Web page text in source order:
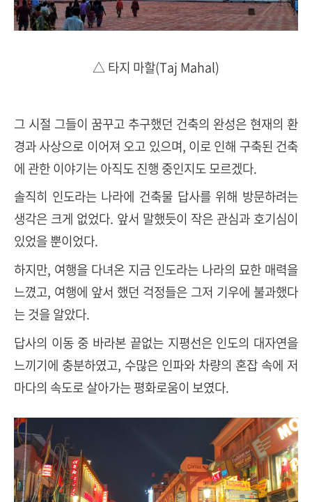
△ 타지 마할(Taj Mahal)
그 시절 그들이 꿈꾸고 추구했던 건축의 완성은 현재의 환
경과 사상으로 이어져 오고 있으며, 이로 인해 구축된 건축
에 관한 이야기는 아직도 진행 중인지도 모르겠다.
솔직히 인도라는 나라에 건축물 답사를 위해 방문하려는
생각은 크게 없었다. 앞서 말했듯이 작은 관심과 호기심이
있었을 뿐이었다.
하지만, 여행을 다녀온 지금 인도라는 나라의 묘한 매력을
느꼈고, 여행에 앞서 했던 걱정들은 그저 기우에 불과했다
는 것을 알았다.
답사의 이동 중 바라본 끝없는 지평선은 인도의 대자연을
느끼기에 충분하였고, 수많은 인파와 차량의 혼잡 속에 저
마다의 속도로 살아가는 평화로움이 보였다.